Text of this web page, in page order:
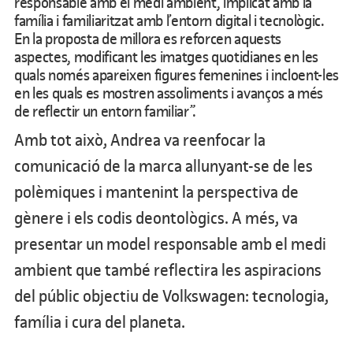
família i familiaritzat amb l’entorn digital i tecnològic.
En la proposta de millora es reforcen aquests
aspectes, modificant les imatges quotidianes en les
quals només apareixen figures femenines i incloent-les
en les quals es mostren assoliments i avanços a més
de reflectir un entorn familiar”.
Amb tot això, Andrea va reenfocar la
comunicació de la marca allunyant-se de les
polèmiques i mantenint la perspectiva de
gènere i els codis deontològics. A més, va
presentar un model responsable amb el medi
ambient que també reflectira les aspiracions
del públic objectiu de Volkswagen: tecnologia,
família i cura del planeta.